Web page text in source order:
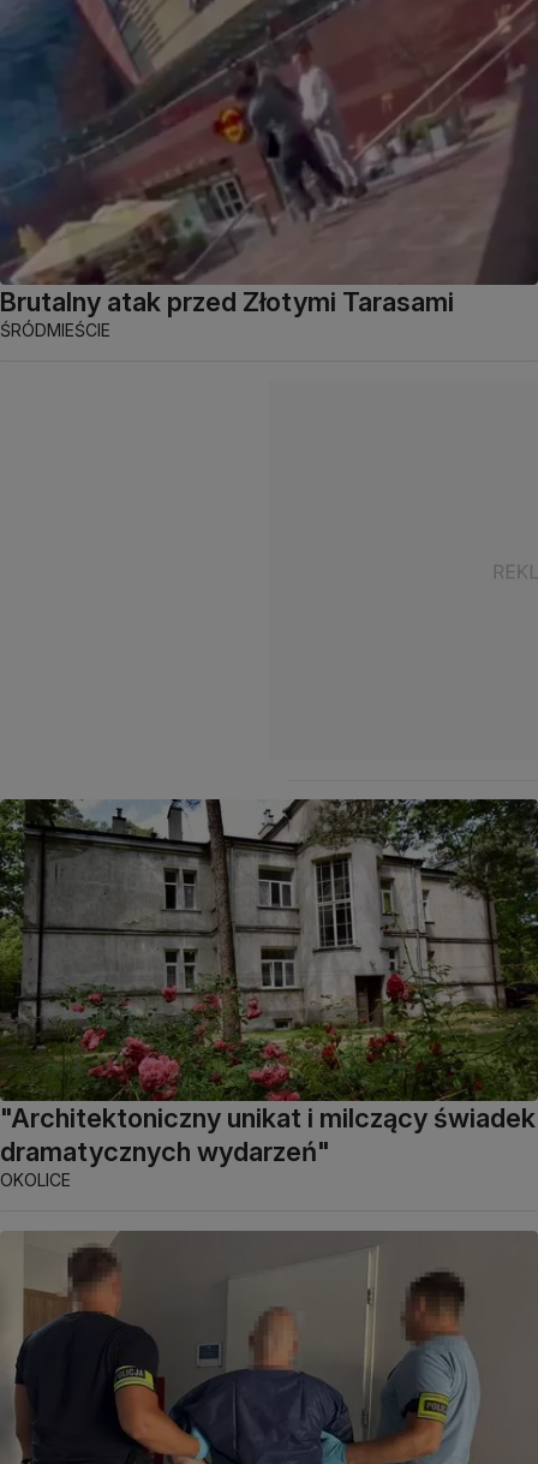
Brutalny atak przed Złotymi Tarasami
ŚRÓDMIEŚCIE
"Architektoniczny unikat i milczący świadek
dramatycznych wydarzeń"
OKOLICE